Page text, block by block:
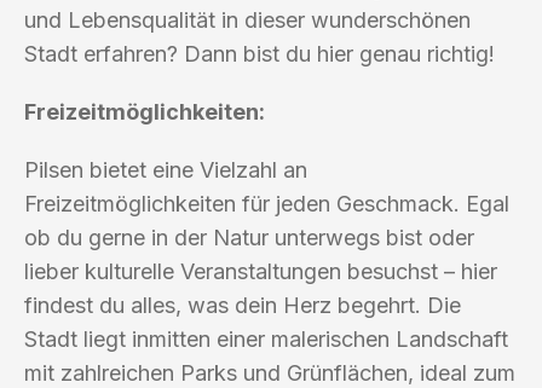
und Lebensqualität in dieser wunderschönen
Stadt erfahren? Dann bist du hier genau richtig!
Freizeitmöglichkeiten:
Pilsen bietet eine Vielzahl an
Freizeitmöglichkeiten für jeden Geschmack. Egal
ob du gerne in der Natur unterwegs bist oder
lieber kulturelle Veranstaltungen besuchst – hier
findest du alles, was dein Herz begehrt. Die
Stadt liegt inmitten einer malerischen Landschaft
mit zahlreichen Parks und Grünflächen, ideal zum